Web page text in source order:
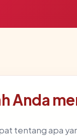
Anda
tentang apa